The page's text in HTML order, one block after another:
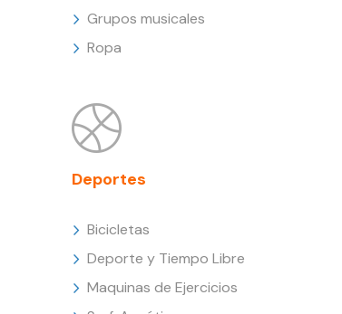
Grupos musicales
Ropa
Deportes
Bicicletas
Deporte y Tiempo Libre
Maquinas de Ejercicios